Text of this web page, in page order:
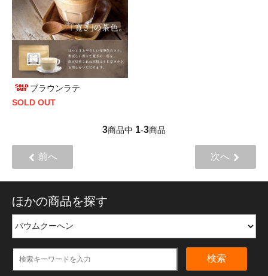
ブラウンラテ
SOLD OUT
3商品中 1-3商品
前へ 次へ
ほかの商品を探す
検索